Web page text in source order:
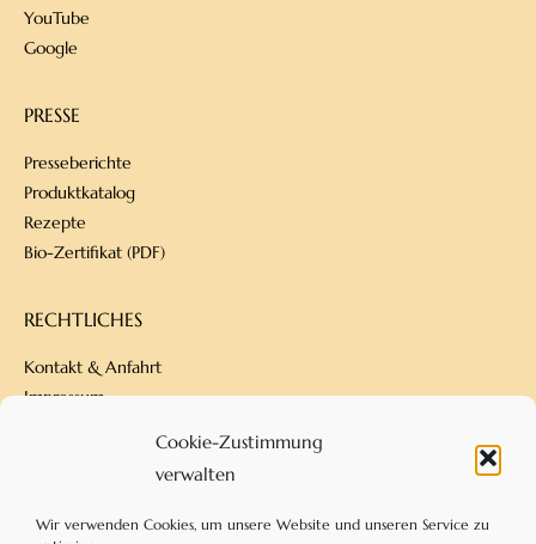
Cookie-Zustimmung
verwalten
Wir verwenden Cookies, um unsere Website und unseren Service zu
YouTube
Google
PRESSE
Presseberichte
Produktkatalog
Rezepte
Bio-Zertifikat (PDF)
RECHTLICHES
Kontakt & Anfahrt
Impressum
Versandbedingungen
AGB